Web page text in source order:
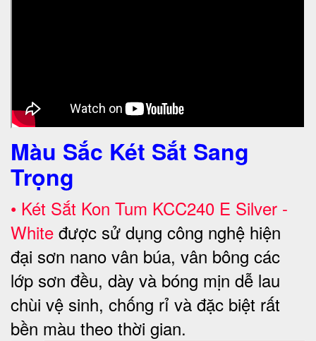
Màu Sắc Két Sắt Sang
Trọng
• Két Sắt Kon Tum KCC240 E Silver -
White được sử dụng công nghệ hiện
đại sơn nano vân búa, vân bông các
lớp sơn đều, dày và bóng mịn dễ lau
chùi vệ sinh, chống rỉ và đặc biệt rất
bền màu theo thời gian.